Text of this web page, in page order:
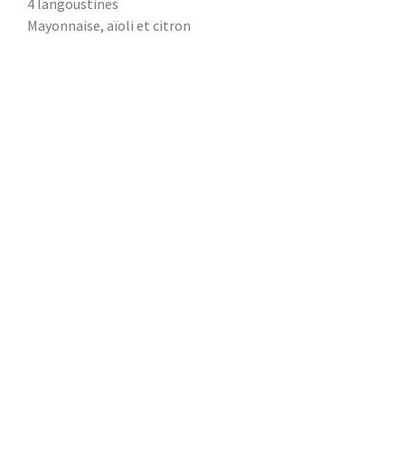
Mayonnaise, aïoli et citron